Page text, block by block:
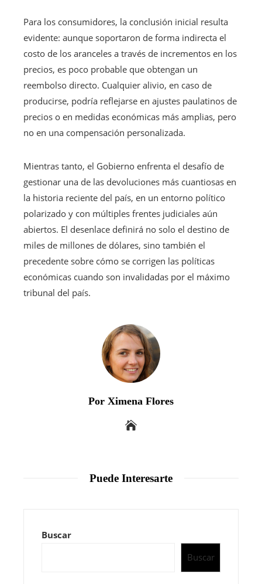
Para los consumidores, la conclusión inicial resulta
evidente: aunque soportaron de forma indirecta el
costo de los aranceles a través de incrementos en los
precios, es poco probable que obtengan un
reembolso directo. Cualquier alivio, en caso de
producirse, podría reflejarse en ajustes paulatinos de
precios o en medidas económicas más amplias, pero
no en una compensación personalizada.
Mientras tanto, el Gobierno enfrenta el desafío de
gestionar una de las devoluciones más cuantiosas en
la historia reciente del país, en un entorno político
polarizado y con múltiples frentes judiciales aún
abiertos. El desenlace definirá no solo el destino de
miles de millones de dólares, sino también el
precedente sobre cómo se corrigen las políticas
económicas cuando son invalidadas por el máximo
tribunal del país.
Por Ximena Flores
Puede Interesarte
Buscar
Buscar